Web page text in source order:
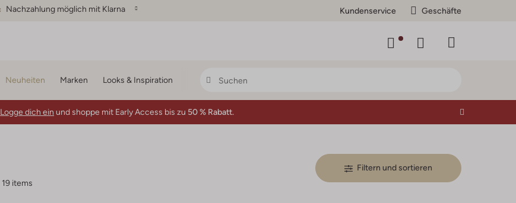
Nachzahlung möglich mit Klarna Kundenservice Geschäfte
Neuheiten Marken Looks & Inspiration
Logge dich ein und shoppe mit Early Access bis zu 50 % Rabatt.
19 items
Filtern und sortieren